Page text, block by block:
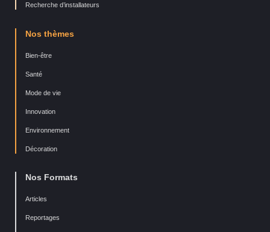
Recherche d’installateurs
Nos thèmes
Bien-être
Santé
Mode de vie
Innovation
Environnement
Décoration
Nos Formats
Articles
Reportages